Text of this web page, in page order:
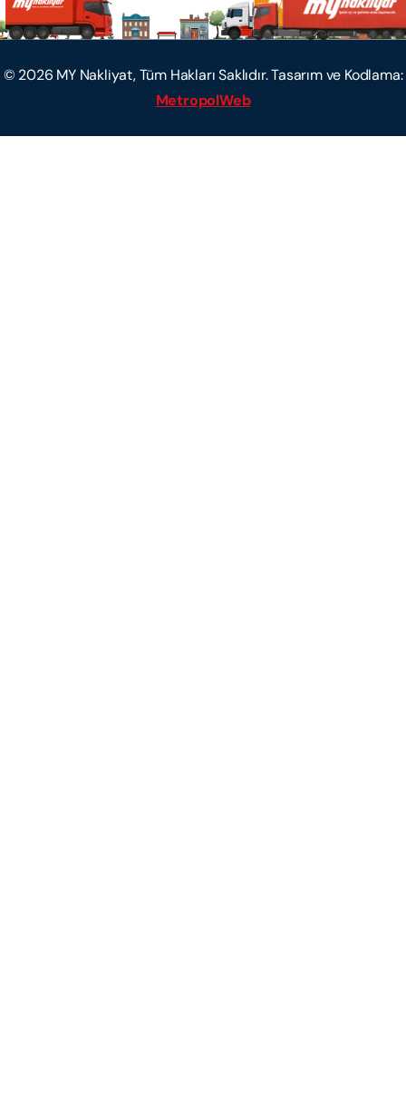
© 2026 MY Nakliyat, Tüm Hakları Saklıdır. Tasarım ve Kodlama:
MetropolWeb